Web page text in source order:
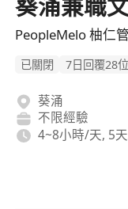
PeopleMelo 柚仁
已關閉 7日回覆28
葵涌
不限經驗
4~8小時/天, 5